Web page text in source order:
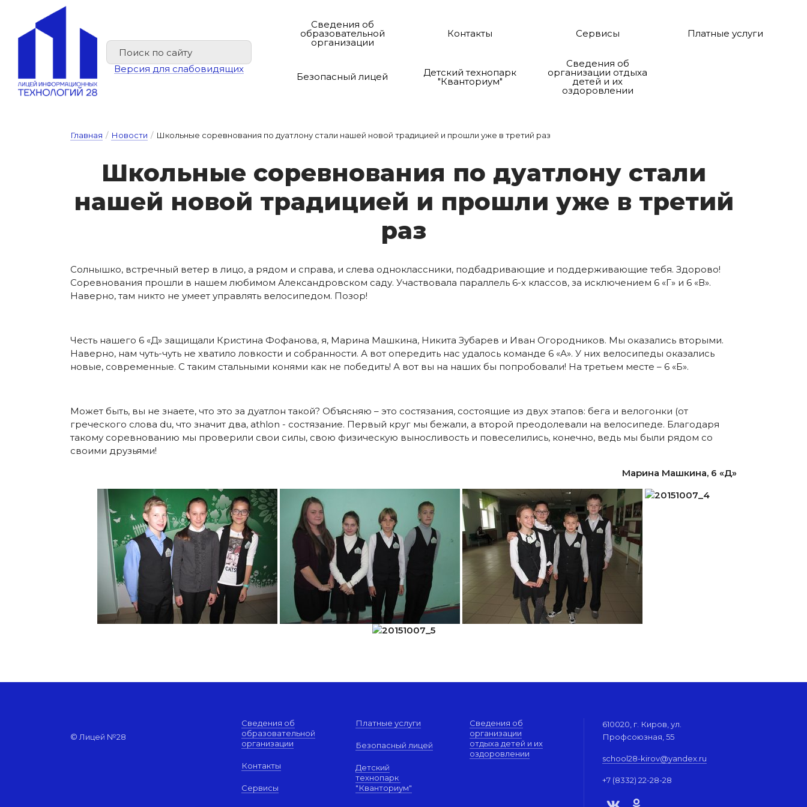
Версия для слабовидящих
Сведения об
образовательной
организации
Контакты Сервисы Платные услуги
Безопасный лицей Детский технопарк
"Кванториум"
Сведения об
организации отдыха
детей и их
оздоровлении
Главная / Новости / Школьные соревнования по дуатлону стали нашей новой традицией и прошли уже в третий раз
Школь­ные со­рев­но­ва­ния по ду­ат­ло­ну ста­ли
на­шей но­вой тра­ди­ци­ей и прош­ли у­же в тре­тий
раз
Солнышко, встречный ветер в лицо, а рядом и справа, и слева одноклассники, подбадривающие и поддерживающие тебя. Здорово!
Соревнования прошли в нашем любимом Александровском саду. Участвовала параллель 6-х классов, за исключением 6 «Г» и 6 «В».
Наверно, там никто не умеет управлять велосипедом. Позор!
Честь нашего 6 «Д» защищали Кристина Фофанова, я, Марина Машкина, Никита Зубарев и Иван Огородников. Мы оказались вторыми.
Наверно, нам чуть-чуть не хватило ловкости и собранности. А вот опередить нас удалось команде 6 «А». У них велосипеды оказались
новые, современные. С таким стальными конями как не победить! А вот вы на наших бы попробовали! На третьем месте – 6 «Б».
Может быть, вы не знаете, что это за дуатлон такой? Объясняю – это состязания, состоящие из двух этапов: бега и велогонки (от
греческого слова du, что значит два, athlon - состязание. Первый круг мы бежали, а второй преодолевали на велосипеде. Благодаря
такому соревнованию мы проверили свои силы, свою физическую выносливость и повеселились, конечно, ведь мы были рядом со
своими друзьями!
Марина Машкина, 6 «Д»
© Лицей №28
Сведения об
образовательной
организации
Контакты
Сервисы
Платные услуги
Безопасный лицей
Детский
технопарк
"Кванториум"
Сведения об
организации
отдыха детей и их
оздоровлении
610020, г. Киров, ул.
Профсоюзная, 55
school28-kirov@yandex.ru
+7 (8332) 22-28-28